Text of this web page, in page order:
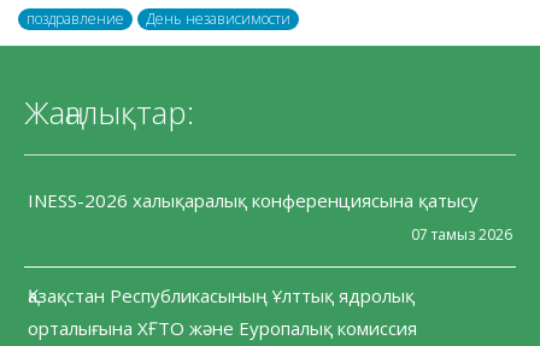
поздравление День независимости
Жаңалықтар:
INESS-2026 халықаралық конференциясына қатысу
07 тамыз 2026
Қазақстан Республикасының Ұлттық ядролық
орталығына ХҒТО және Еуропалық комиссия